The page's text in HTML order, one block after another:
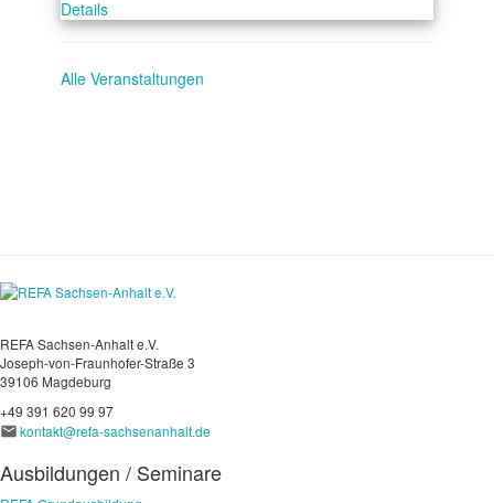
Details
Alle Veranstaltungen
REFA Sachsen-Anhalt e.V.
Joseph-von-Fraunhofer-Straße 3
39106 Magdeburg
+49 391 620 99 97
kontakt@refa-sachsenanhalt.de
Ausbildungen / Seminare